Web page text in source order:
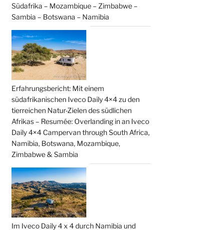
Südafrika – Mozambique – Zimbabwe –
Sambia – Botswana – Namibia
Erfahrungsbericht: Mit einem
südafrikanischen Iveco Daily 4×4 zu den
tierreichen Natur-Zielen des südlichen
Afrikas – Resumée: Overlanding in an Iveco
Daily 4×4 Campervan through South Africa,
Namibia, Botswana, Mozambique,
Zimbabwe & Sambia
Im Iveco Daily 4 x 4 durch Namibia und